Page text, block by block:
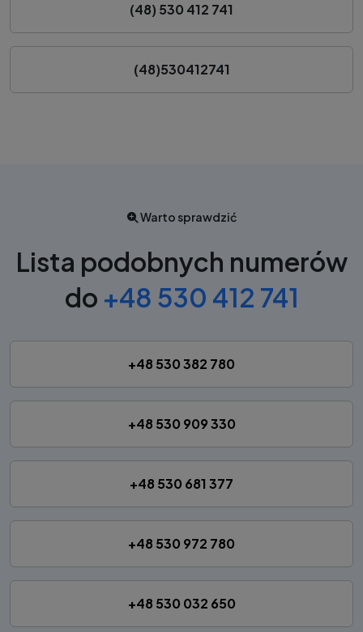
(48) 530 412 741
(48)530412741
Warto sprawdzić
Lista podobnych numerów
do +48 530 412 741
+48 530 382 780
+48 530 909 330
+48 530 681 377
+48 530 972 780
+48 530 032 650